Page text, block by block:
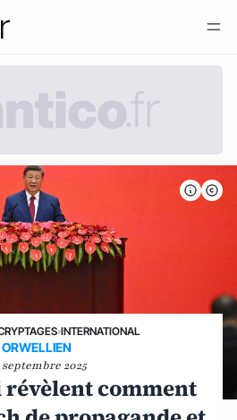
›INTERNATIONAL
ORWELLIEN
septembre 2025
révèlent comment